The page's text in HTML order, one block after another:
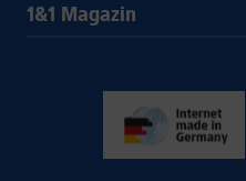
1&1 Magazin